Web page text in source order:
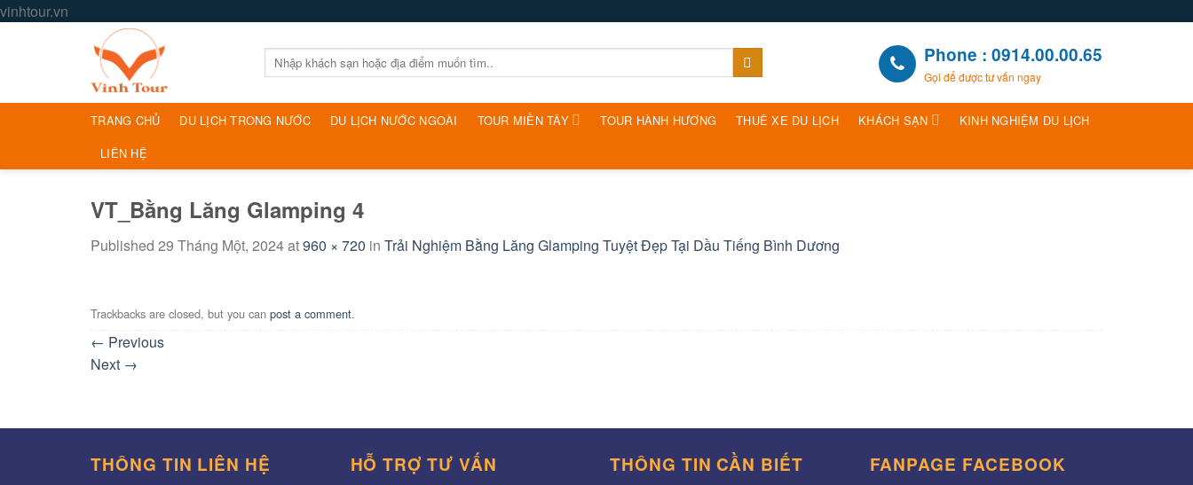
vinhtour.vn
content
Tìm
kiếm:
Phone : 0914.00.00.65
Gọi để được tư vấn ngay
TRANG CHỦ DU LỊCH TRONG NƯỚC DU LỊCH NƯỚC NGOÀI TOUR MIỀN TÂY TOUR HÀNH HƯƠNG THUÊ XE DU LỊCH KHÁCH SẠN
KINH NGHIỆM DU LỊCH
LIÊN HỆ
VT_Bằng Lăng Glamping 4
Published 29 Tháng Một, 2024at960 × 720 in Trải Nghiệm Bằng Lăng Glamping Tuyệt Đẹp Tại Dầu Tiếng Bình Dương
Trackbacks are closed, but you can post a comment.
← Previous
Next →
THÔNG TIN LIÊN HỆ HỖ TRỢ TƯ VẤN THÔNG TIN CẦN BIẾT FANPAGE FACEBOOK